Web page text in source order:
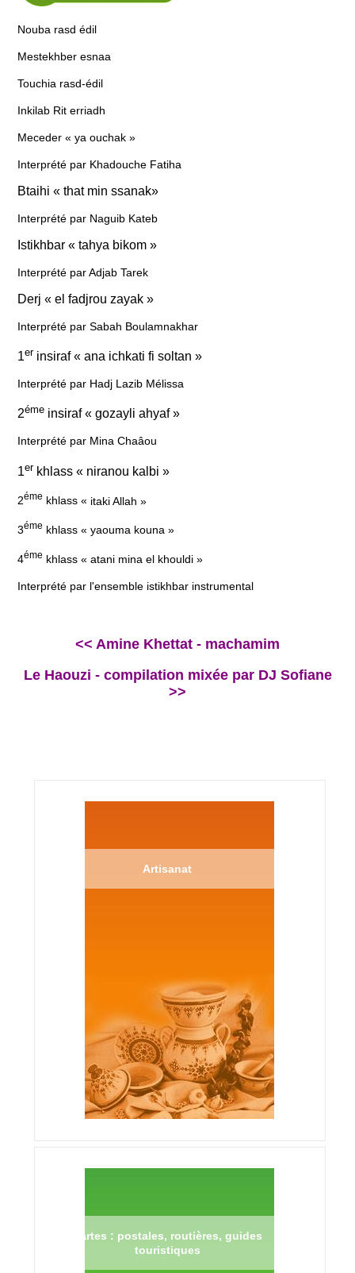
Nouba rasd édil
Mestekhber esnaa
Touchia rasd-édil
Inkilab Rit erriadh
Meceder « ya ouchak »
Interprété par Khadouche Fatiha
Btaihi « that min ssanak»
Interprété par Naguib Kateb
Istikhbar « tahya bikom »
Interprété par Adjab Tarek
Derj « el fadjrou zayak »
Interprété par Sabah Boulamnakhar
1er insiraf « ana ichkati fi soltan »
Interprété par Hadj Lazib Mélissa
2éme insiraf « gozayli ahyaf »
Interprété par Mina Chaâou
1er khlass « niranou kalbi »
2éme khlass « itakiAllah »
3éme khlass « yaouma kouna »
4éme khlass « atani mina el khouldi »
Interprété par l'ensemble istikhbar instrumental
<< Amine Khettat - machamim
Le Haouzi - compilation mixée par DJ Sofiane
>>
Artisanat
Cartes : postales, routières, guides
touristiques